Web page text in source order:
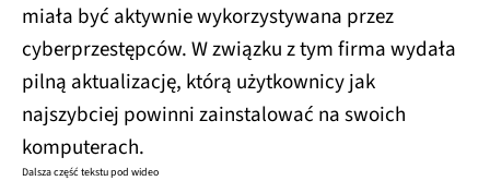
miała być aktywnie wykorzystywana przez
cyberprzestępców. W związku z tym firma wydała
pilną aktualizację, którą użytkownicy jak
najszybciej powinni zainstalować na swoich
komputerach.
Dalsza część tekstu pod wideo